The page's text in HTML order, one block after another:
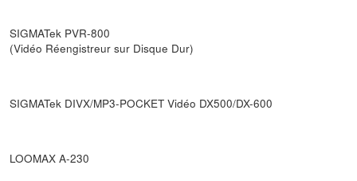
SIGMATek PVR-800
(Vidéo Réengistreur sur Disque Dur)
SIGMATek DIVX/MP3-POCKET Vidéo DX500/DX-600
LOOMAX A-230